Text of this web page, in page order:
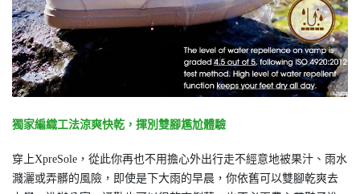
獨家編織工法涼爽快乾，揮別雙腳尷尬體驗
穿上XpreSole，從此你再也不用擔心外出行走不經意地被果汁、雨水
濺灑或弄髒的風險，即使是下大雨的早晨，你依舊可以雙腳乾爽去